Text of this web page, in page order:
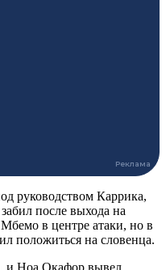
руководством Каррика,
после выхода на
в центре атаки, но в
положиться на словенца.
и Ноа Окафор вывел